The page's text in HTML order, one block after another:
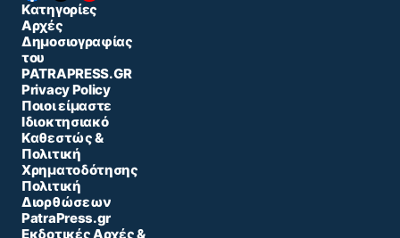
Κατηγορίες
Αρχές
Δημοσιογραφίας
του
PATRAPRESS.GR
Privacy Policy
Ποιοι είμαστε
Ιδιοκτησιακό
Καθεστώς &
Πολιτική
Χρηματοδότησης
Πολιτική
Διορθώσεων
PatraPress.gr
Εκδοτικές Αρχές &